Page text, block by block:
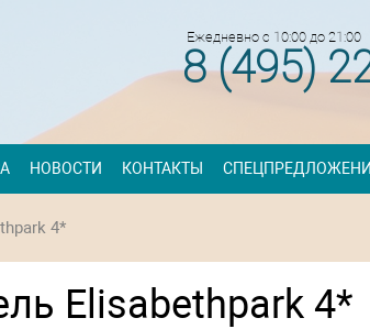
Ежедневно с 10:00 до 21:00
8 (495)
НОВОСТИ КОНТАКТЫ
4*
Elisabethpark 4*